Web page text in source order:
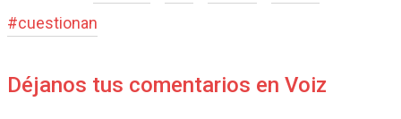
#cuestionan
Déjanos tus comentarios en Voiz